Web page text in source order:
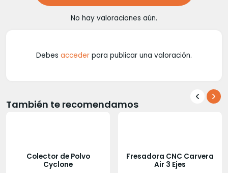
No hay valoraciones aún.
Debes acceder para publicar una valoración.
También te recomendamos
Colector de Polvo
Cyclone
Fresadora CNC Carvera
Air 3 Ejes